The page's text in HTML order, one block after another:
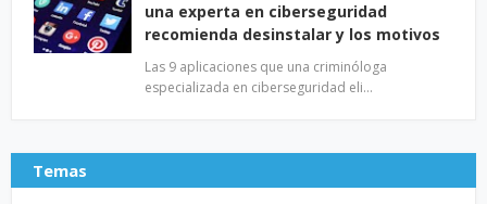
una experta en ciberseguridad
recomienda desinstalar y los motivos
Las 9 aplicaciones que una criminóloga
especializada en ciberseguridad eli…
Temas